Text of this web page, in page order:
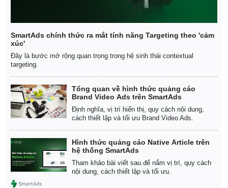
SmartAds chính thức ra mắt tính năng Targeting theo 'cảm
xúc'
Đây là bước mở rộng quan trọng trong hệ sinh thái contextual
targeting.
Tổng quan về hình thức quảng cáo
Brand Video Ads trên SmartAds
Định nghĩa, vị trí hiển thị, quy cách nội dung,
cách thiết lập và tối ưu Brand Video Ads.
Hình thức quảng cáo Native Article trên
hệ thống SmartAds
Tham khảo bài viết sau để nắm vị trí, quy cách
nội dung, cách thiết lập và tối ưu.